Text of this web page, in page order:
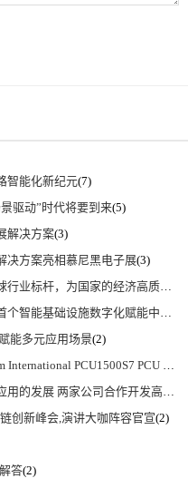
智能化新纪元(7)
驱动”时代将要到来(5)
解决方案(3)
决方案亮相慕尼黑电子展(3)
贡献更大力量|上海电气集团党委书记、董事长吴磊来访
智能基础设施数字化赋能中心
能多元应用场景(2)
PCU1500S7 PCU 1500 S7 V4.5.0
储能和太阳能组串式逆变器方案 以实现可持续的未来
创新峰会,演讲大咖阵容官宣(2)
答(2)